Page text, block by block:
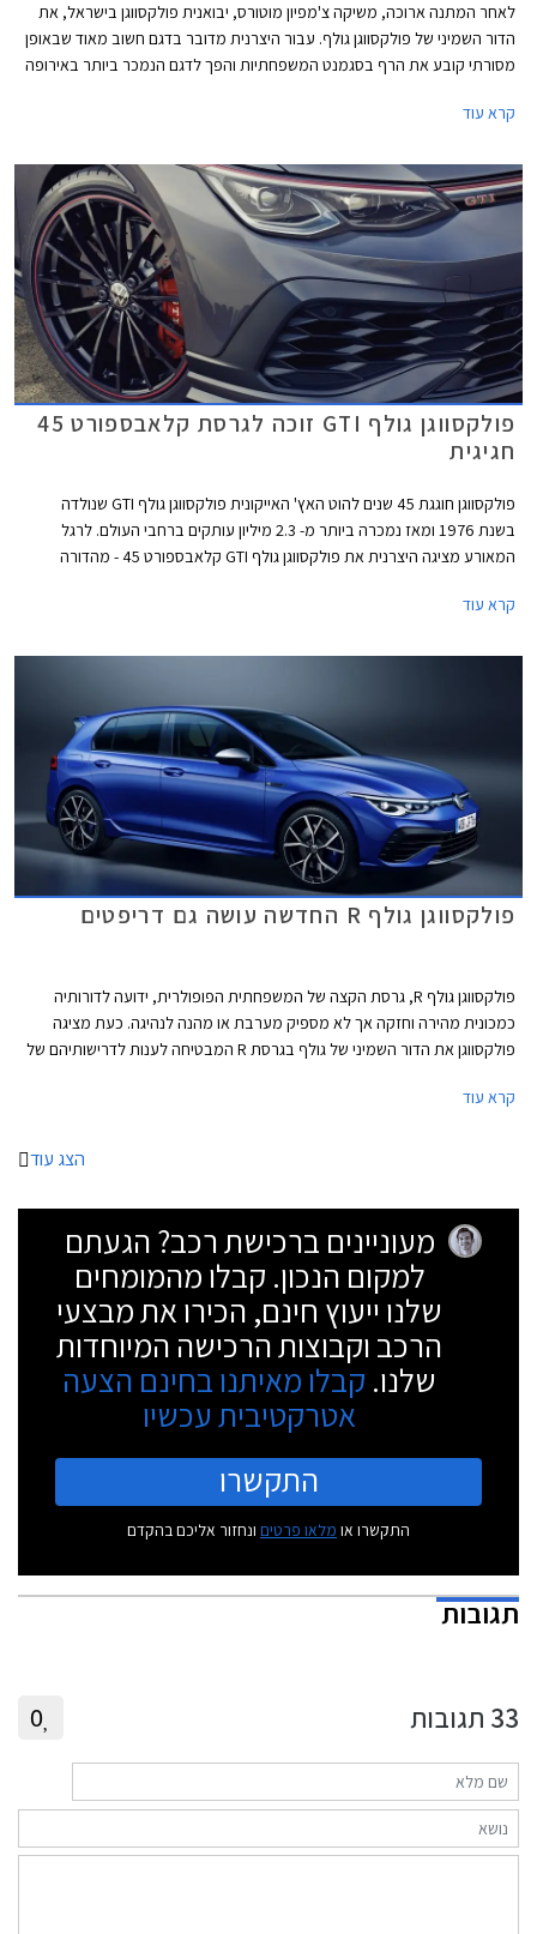
לאחר המתנה ארוכה, משיקה צ'מפיון מוטורס, יבואנית פולקסווגן בישראל, את
הדור השמיני של פולקסווגן גולף. עבור היצרנית מדובר בדגם חשוב מאוד שבאופן
מסורתי קובע את הרף בסגמנט המשפחתיות והפך לדגם הנמכר ביותר באירופה
פולקסווגן שומר על אותו מתכון מוצלח אך מותאם לזמננו וכולל תא נוסעים חדשני
ומערכות בטיחות אקטיביות מתקדמות המאפשרות נהיגה חצי-אוטונומית.
קרא עוד
פולקסווגן גולף GTI זוכה לגרסת קלאבספורט 45
חגיגית
פולקסווגן חוגגת 45 שנים להוט האץ' האייקונית פולקסווגן גולף GTI שנולדה
בשנת 1976 ומאז נמכרה ביותר מ- 2.3 מיליון עותקים ברחבי העולם. לרגל
המאורע מציגה היצרנית את פולקסווגן גולף GTI קלאבספורט 45 - מהדורה
אדום, ספוילר אחורי מוגדל, מראות בצבע שחור מבריק, ומדבקות מעוצבות
קרא עוד
פולקסווגן גולף R החדשה עושה גם דריפטים
פולקסווגן גולף R, גרסת הקצה של המשפחתית הפופולרית, ידועה לדורותיה
כמכונית מהירה וחזקה אך לא מספיק מערבת או מהנה לנהיגה. כעת מציגה
פולקסווגן את הדור השמיני של גולף בגרסת R המבטיחה לענות לדרישותיהם של
קרא עוד
הצג עוד
מעוניינים ברכישת רכב? הגעתם
למקום הנכון. קבלו מהמומחים
שלנו ייעוץ חינם, הכירו את מבצעי
הרכב וקבוצות הרכישה המיוחדות
שלנו. קבלו מאיתנו בחינם הצעה
אטרקטיבית עכשיו
התקשרו
התקשרו או מלאו פרטים ונחזור אליכם בהקדם
תגובות
33 תגובות 0